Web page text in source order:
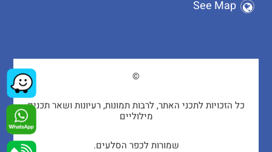
See Map
©
כל הזכויות לתכני האתר, לרבות תמונות, רעיונות ושאר תכנים
מילוליים
שמורות לכפר הסלעים.